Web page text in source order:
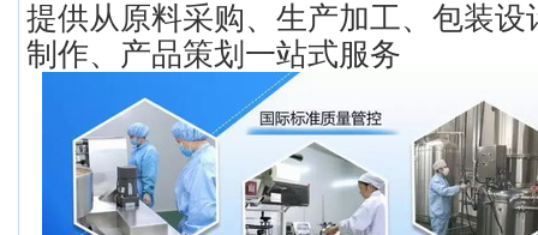
提供从原料采购、生产加工、包装设
制作、产品策划一站式服务